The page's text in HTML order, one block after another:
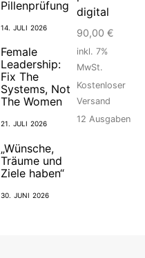
Pillenprüfung
14. JULI 2026
Female
Leadership:
Fix The
Systems, Not
The Women
21. JULI 2026
„Wünsche,
Träume und
Ziele haben“
30. JUNI 2026
digital
90,00 €
inkl. 7%
MwSt.
Kostenloser
Versand
12 Ausgaben